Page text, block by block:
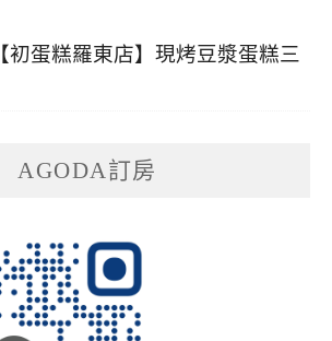
初蛋糕羅東店】現烤豆漿蛋糕三
AGODA訂房